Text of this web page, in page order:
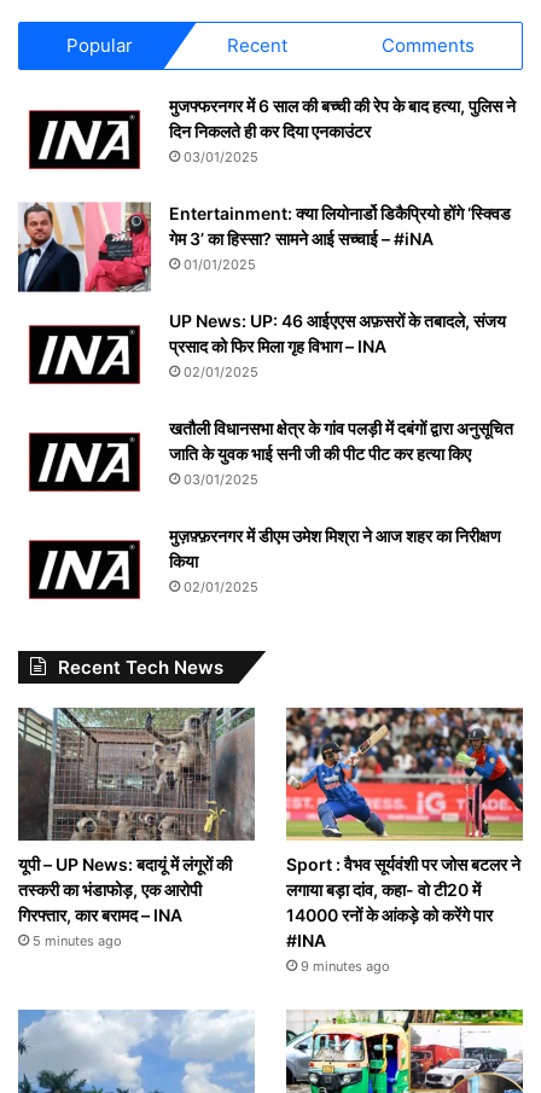
Popular Recent Comments
मुजफ्फरनगर में 6 साल की बच्ची की रेप के बाद हत्या, पुलिस ने
दिन निकलते ही कर दिया एनकाउंटर
03/01/2025
Entertainment: क्या लियोनार्डो डिकैप्रियो होंगे ‘स्क्विड
गेम 3’ का हिस्सा? सामने आई सच्चाई – #iNA
01/01/2025
UP News: UP: 46 आईएएस अफ़सरों के तबादले, संजय
प्रसाद को फिर मिला गृह विभाग – INA
02/01/2025
खतौली विधानसभा क्षेत्र के गांव पलड़ी में दबंगों द्वारा अनुसूचित
जाति के युवक भाई सनी जी की पीट पीट कर हत्या किए
03/01/2025
मुज़फ़्फ़रनगर में डीएम उमेश मिश्रा ने आज शहर का निरीक्षण
किया
02/01/2025
Recent Tech News
यूपी – UP News: बदायूं में लंगूरों की
तस्करी का भंडाफोड़, एक आरोपी
गिरफ्तार, कार बरामद – INA
5 minutes ago
Sport : वैभव सूर्यवंशी पर जोस बटलर ने
लगाया बड़ा दांव, कहा- वो टी20 में
14000 रनों के आंकड़े को करेंगे पार
#INA
9 minutes ago